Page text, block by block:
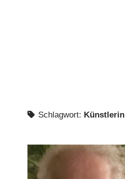
Schlagwort: Künstlerin